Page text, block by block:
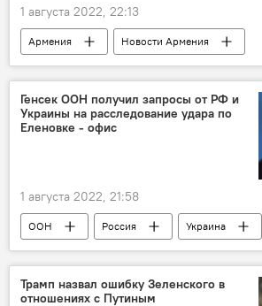
1 августа 2022, 22:13
Армения
Новости Армения
криминал
Общество тюрьма
Генсек ООН получил запросы от РФ и
Украины на расследование удара по
Еленовке - офис
1 августа 2022, 21:58
ООН Россия
Украина
удар
Трамп назвал ошибку Зеленского в
отношениях с Путиным